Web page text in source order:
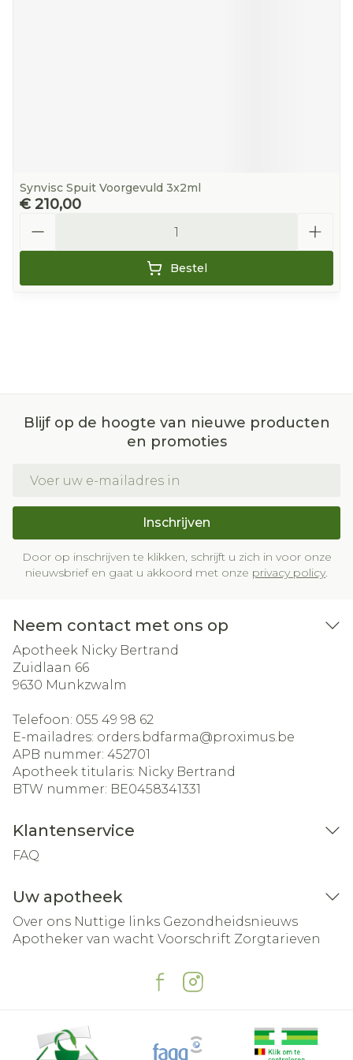
Synvisc Spuit Voorgevuld 3x2ml
€ 210,00
Bestel
Blijf op de hoogte van nieuwe producten
en promoties
Inschrijven
Door op inschrijven te klikken, schrijft u zich in voor onze
nieuwsbrief en gaat u akkoord met onze privacy policy.
Neem contact met ons op
Apotheek Nicky Bertrand
Zuidlaan 66
9630 Munkzwalm
Telefoon: 055 49 98 62
E-mailadres: orders.bdfarma@proximus.be
APB nummer: 452701
Apotheek titularis: Nicky Bertrand
BTW nummer: BE0458341331
Klantenservice
FAQ
Uw apotheek
Over ons Nuttige links Gezondheidsnieuws
Apotheker van wacht Voorschrift Zorgtarieven